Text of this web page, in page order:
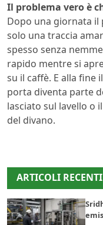
Il problema vero è
Dopo una giornata il
solo una traccia
spesso senza
rapido mentre si
su il caffè. E alla
porta diventa parte
lasciato sul lavello o
del divano.
ARTICOLI RECENTI